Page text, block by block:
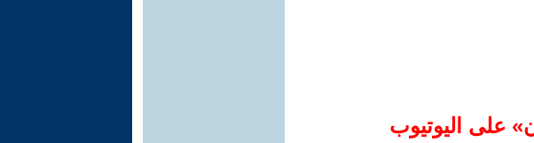
على اليوتيوب